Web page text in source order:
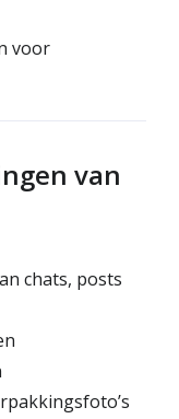
voor
van
chats, posts